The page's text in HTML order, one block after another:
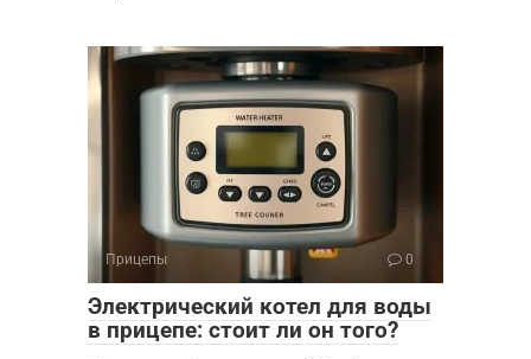
Прицепы 0
Электрический котел для воды
в прицепе: стоит ли он того?